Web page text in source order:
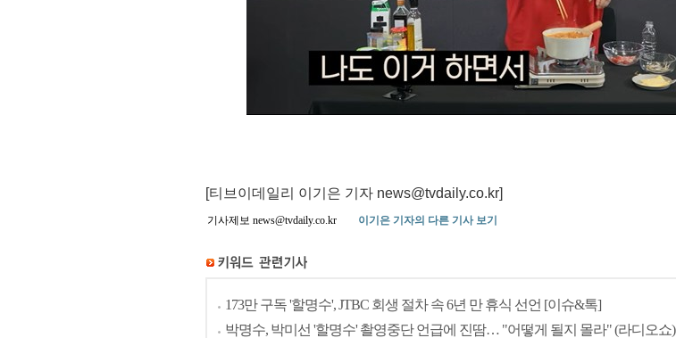
[티브이데일리 이기은 기자 news@tvdaily.co.kr]
기사제보 news@tvdaily.co.kr 이기은 기자의 다른 기사 보기
173만 구독 '할명수', JTBC 회생 절차 속 6년 만 휴식 선언 [이슈&톡]
박명수, 박미선 '할명수' 촬영중단 언급에 진땀… "어떻게 될지 몰라" (라디오쇼)